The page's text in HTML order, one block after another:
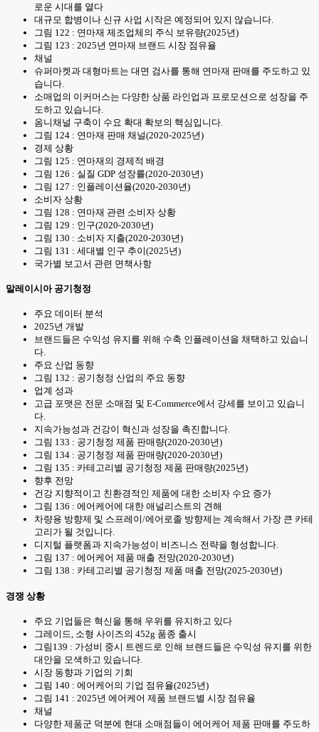
로운 시대를 열다
대규모 합병이나 신규 사업 시작은 예정되어 있지 않습니다.
그림 122 : 연마재 제조업체의 주식 보유량(2025년)
그림 123 : 2025년 연마재 브랜드 시장 점유율
채널
슈퍼마켓과 대형마트는 대면 검사를 통해 연마재 판매를 주도하고 있
습니다.
소매업의 이커머스는 다양한 상품 라인업과 프로모션으로 성장을 주
도하고 있습니다.
옴니채널 구축이 수요 확대 확보의 핵심입니다.
그림 124 : 연마재 판매 채널(2020-2025년)
경제 상황
그림 125 : 연마재의 경제적 배경
그림 126 : 실질 GDP 성장률(2020-2030년)
그림 127 : 인플레이션율(2020-2030년)
소비자 상황
그림 128 : 연마재 관련 소비자 상황
그림 129 : 인구(2020-2030년)
그림 130 : 소비자 지출(2020-2030년)
그림 131 : 세대별 인구 추이(2025년)
국가별 보고서 관련 면책사항
말레이시아 공기청정
주요 데이터 분석
2025년 개발
브랜드들은 수익성 유지를 위해 수축 인플레이션을 채택하고 있습니
다.
주요 산업 동향
그림 132 : 공기청정 산업의 주요 동향
업계 성과
고급 포맷은 전문 소매점 및 E-Commerce에서 강세를 보이고 있습니
다.
지속가능성과 건강이 혁신과 성장을 촉진합니다.
그림 133 : 공기청정 제품 판매량(2020-2030년)
그림 134 : 공기청정 제품 판매량(2020-2030년)
그림 135 : 카테고리별 공기청정 제품 판매량(2025년)
향후 전망
건강 지향적이고 친환경적인 제품에 대한 소비자 수요 증가
그림 136 : 에어케어에 대한 애널리스트의 견해
차량용 방향제 및 스프레이/에어로졸 방향제는 계속해서 가장 큰 카테
고리가 될 것입니다.
디지털 플랫폼과 지속가능성이 비즈니스 전략을 형성합니다.
그림 137 : 에어케어 제품 매출 전망(2020-2030년)
그림 138 : 카테고리별 공기청정 제품 매출 전망(2025-2030년)
경쟁 상황
주요 기업들은 혁신을 통해 우위를 유지하고 있다
그레이드, 소형 사이즈의 452g 품종 출시
그림139 : 가성비 중시 트렌드로 인해 브랜드들은 수익성 유지를 위한
대안을 모색하고 있습니다.
시장 동향과 기업의 기회
그림 140 : 에어케어의 기업 점유율(2025년)
그림 141 : 2025년 에어케어 제품 브랜드별 시장 점유율
채널
다양한 제품군 덕분에 현대 소매점들이 에어케어 제품 판매를 주도하